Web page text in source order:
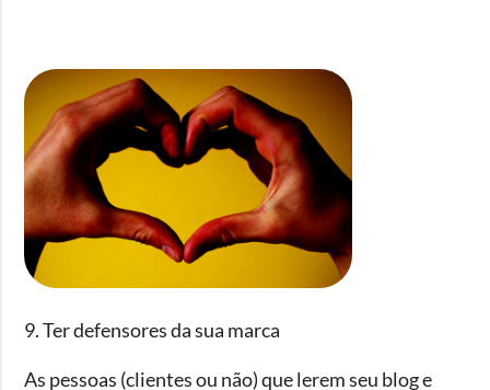
9. Ter defensores da sua marca
As pessoas (clientes ou não) que lerem seu blog e